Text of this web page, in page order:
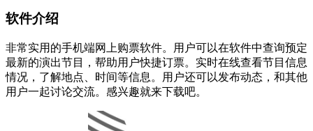
软件介绍
非常实用的手机端网上购票软件。用户可以在软件中查询预定
最新的演出节目，帮助用户快捷订票。实时在线查看节目信息
情况，了解地点、时间等信息。用户还可以发布动态，和其他
用户一起讨论交流。感兴趣就来下载吧。